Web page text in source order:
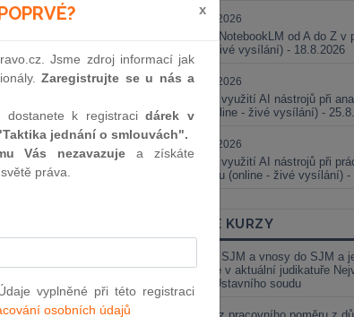
adapting for the
No 3821/85 on
18.08.2026
Gemini a NotebookLM od A do Z v
(online - živé vysílání) - 18.8.2026
25.08.2026
Praktické využití AI nástrojů při
smluv (online - živé vysílání) -
01.09.2026
Praktické využití AI nástrojů při
judikaturou (online - živé vysílání)
ONLINE KURZY
Vnosy ze SJM a vnosy do SJM a
valorizace v aktuální judikatuře
soudu a Ústavního soudu
x
Jsme zdroj informací jak
Zaregistrujte se u nás a
dostanete k registracidárek v
jednání o smlouvách".
Vás nezavazuje a získáte
práva.
vyplněné při této registraci
osobních údajů